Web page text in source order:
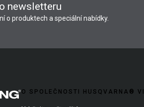
newsletteru
o produktech a speciální nabídky.
O SPOLEČNOSTI HUSQVARNA®